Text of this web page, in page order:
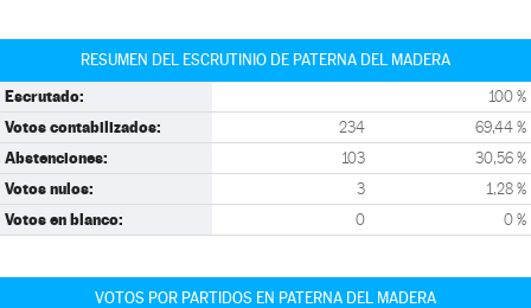
RESUMEN DEL ESCRUTINIO DE PATERNA DEL MADERA
Escrutado: 100 %
Votos contabilizados: 234 69,44 %
Abstenciones: 103 30,56 %
Votos nulos: 3 1,28 %
Votos en blanco: 0 0 %
VOTOS POR PARTIDOS EN PATERNA DEL MADERA